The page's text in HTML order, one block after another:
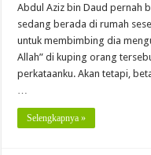
Abdul Aziz bin Daud pernah
sedang berada di rumah
untuk membimbing dia
Allah” di kuping orang
perkataanku. Akan tetapi,
…
Selengkapnya »